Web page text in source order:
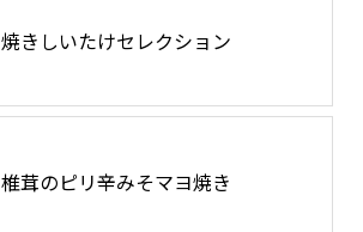
焼きしいたけセレクション
椎茸のピリ辛みそマヨ焼き